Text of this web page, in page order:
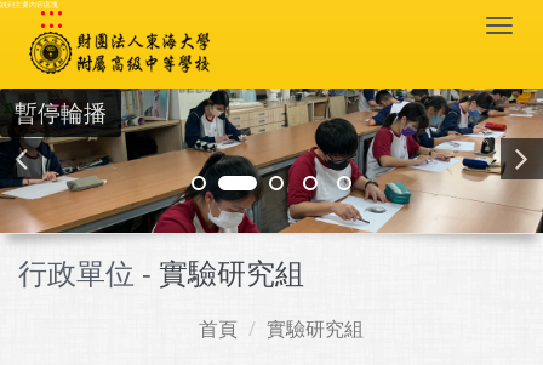
跳到主要內容區塊
:::
暫停輪播
行政單位 - 實驗研究組
首頁 實驗研究組